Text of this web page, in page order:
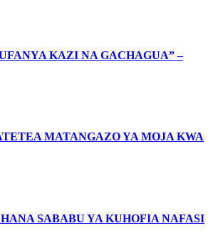
KAZI NA GACHAGUA” –
MATANGAZO YA MOJA KWA
SABABU YA KUHOFIA NAFASI